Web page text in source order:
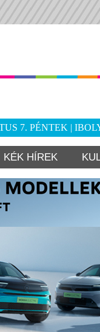
7. PÉNTEK |
KÉK HÍREK